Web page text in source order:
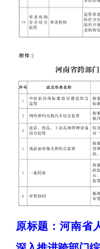
原标题：河南省